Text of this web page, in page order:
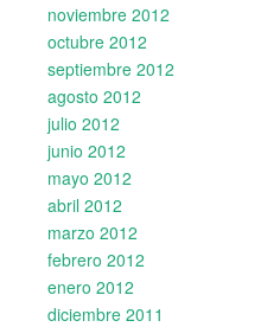
noviembre 2012
octubre 2012
septiembre 2012
agosto 2012
julio 2012
junio 2012
mayo 2012
abril 2012
marzo 2012
febrero 2012
enero 2012
diciembre 2011